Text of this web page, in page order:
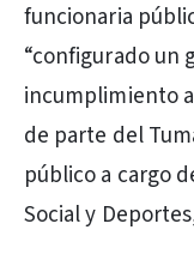
funcionaria
“configurado un
incumplimiento
de parte del
público a cargo
Social y